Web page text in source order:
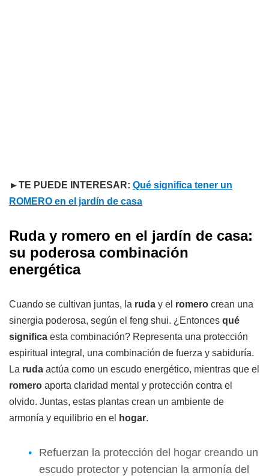
►TE PUEDE INTERESAR: Qué significa tener un
ROMERO en el jardín de casa
Ruda y romero en el jardín de casa:
su poderosa combinación
energética
Cuando se cultivan juntas, la ruda y el romero crean una
sinergia poderosa, según el feng shui. ¿Entonces qué
significa esta combinación? Representa una protección
espiritual integral, una combinación de fuerza y sabiduría.
La ruda actúa como un escudo energético, mientras que el
romero aporta claridad mental y protección contra el
olvido. Juntas, estas plantas crean un ambiente de
armonía y equilibrio en el
hogar.
Refuerzan la protección del hogar creando un
escudo protector y potencian la armonía del